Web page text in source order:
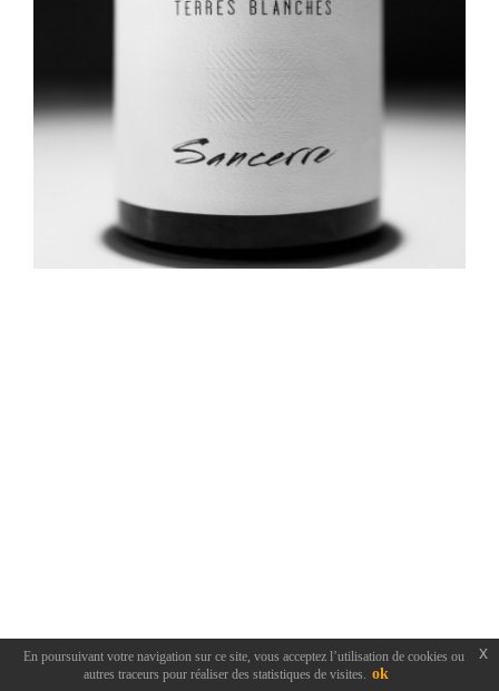
En poursuivant votre navigation sur ce site, vous acceptez l’utilisation de cookies ou
autres traceurs pour réaliser des statistiques de visites. ok
x